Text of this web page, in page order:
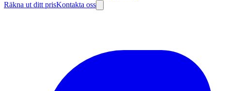
Räkna ut ditt prisKontakta oss